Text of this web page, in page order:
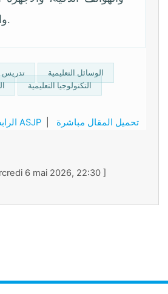
والإنترنت.
الوسائل التعليمية
تدريس
التكنولوجيا التعليمية
الرابط على منصة ASJP تحميل المقال مباشرة
6 mai 2026, 22:30 ]